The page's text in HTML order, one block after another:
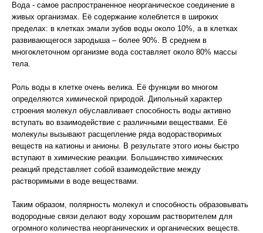
Вода - самое распространенное неорганическое соединение в
живых организмах. Её содержание колеблется в широких
пределах: в клетках эмали зубов воды около 10%, а в клетках
развивающегося зародыша – более 90%. В среднем в
многоклеточном организме вода составляет около 80% массы
тела.
Роль воды в клетке очень велика. Её функции во многом
определяются химической природой. Дипольный характер
строения молекул обуславливает способность воды активно
вступать во взаимодействие с различными веществами. Её
молекулы вызывают расщепление ряда водорастворимых
веществ на катионы и анионы. В результате этого ионы быстро
вступают в химические реакции. Большинство химических
реакций представляет собой взаимодействие между
растворимыми в воде веществами.
Таким образом, полярность молекул и способность образовывать
водородные связи делают воду хорошим растворителем для
огромного количества неорганических и органических веществ.